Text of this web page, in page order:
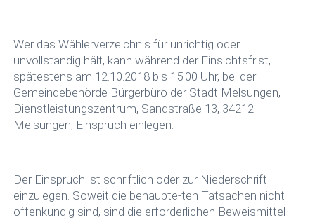
Wer das Wählerverzeichnis für unrichtig oder
unvollständig hält, kann während der Einsichtsfrist,
spätestens am 12.10.2018 bis 15.00 Uhr, bei der
Gemeindebehörde Bürgerbüro der Stadt Melsungen,
Dienstleistungszentrum, Sandstraße 13, 34212
Melsungen, Einspruch einlegen.
Der Einspruch ist schriftlich oder zur Niederschrift
einzulegen. Soweit die behaupte-ten Tatsachen nicht
offenkundig sind, sind die erforderlichen Beweismittel